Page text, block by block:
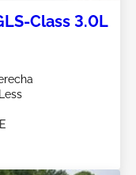
Class 3.0L